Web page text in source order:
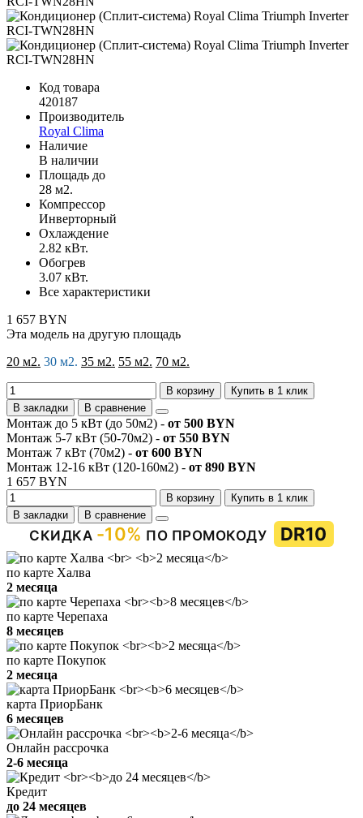
Код товара
420187
Производитель
Royal Clima
Наличие
В наличии
Площадь до
28 м2.
Компрессор
Инверторный
Охлаждение
2.82 кВт.
Обогрев
3.07 кВт.
Все характеристики
1 657 BYN
Эта модель на другую площадь
20 м2. 30 м2. 35 м2. 55 м2. 70 м2.
В корзину
Купить в 1 клик
В закладки
В сравнение
Монтаж до 5 кВт (до 50м2) - от 500 BYN
Монтаж 5-7 кВт (50-70м2) - от 550 BYN
Монтаж 7 кВт (70м2) - от 600 BYN
Монтаж 12-16 кВт (120-160м2) - от 890 BYN
1 657 BYN
В корзину
Купить в 1 клик
В закладки
В сравнение
СКИДКА -10% ПО ПРОМОКОДУ DR10
по карте Халва
2 месяца
по карте Черепаха
8 месяцев
по карте Покупок
2 месяца
карта ПриорБанк
6 месяцев
Онлайн рассрочка
2-6 месяца
Кредит
до 24 месяцев